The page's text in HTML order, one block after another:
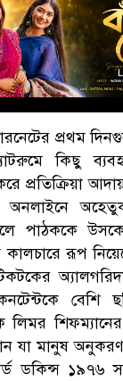
প্রথম
কিছু
প্রতিক্রিয়া
অনলাইনে
পাঠককে উসকে
কালচারে রূপ
বেশি
লিমর
যা মানুষ
ডকিন্স ১৯৭৬